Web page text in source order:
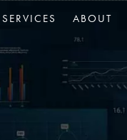
SERVICES ABOUT